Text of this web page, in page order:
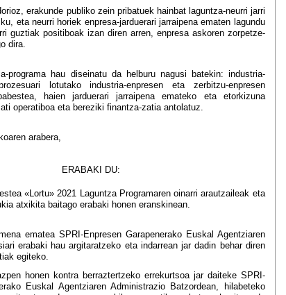
erakunde publiko zein pribatuek hainbat laguntza-neurri jarri
eta neurri horiek enpresa-jarduerari jarraipena ematen lagundu
guztiak positiboak izan diren arren, enpresa askoren zorpetze-
dira.
programa hau diseinatu da helburu nagusi batekin: industria-
lotutako industria-enpresen eta zerbitzu-enpresen
haien jarduerari jarraipena emateko eta etorkizuna
operatiboa eta bereziki finantza-zatia antolatuz.
arabera,
ERABAKI DU:
«Lortu» 2021 Laguntza Programaren oinarri arautzaileak eta
atxikita baitago erabaki honen eranskinean.
ematea SPRI-Enpresen Garapenerako Euskal Agentziaren
erabaki hau argitaratzeko eta indarrean jar dadin behar diren
egiteko.
honen kontra berraztertzeko errekurtsoa jar daiteke SPRI-
Euskal Agentziaren Administrazio Batzordean, hilabeteko